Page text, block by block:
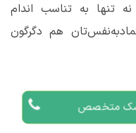
تنها به تناسب اندام
هم دگرگون
متخصص